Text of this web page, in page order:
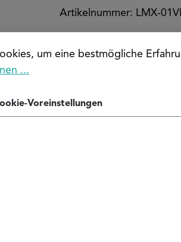
Artikelnummer: LMX-
um eine bestmögliche
...
Voreinstellungen